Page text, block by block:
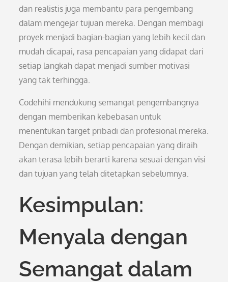
dan realistis juga membantu para pengembang
dalam mengejar tujuan mereka. Dengan membagi
proyek menjadi bagian-bagian yang lebih kecil dan
mudah dicapai, rasa pencapaian yang didapat dari
setiap langkah dapat menjadi sumber motivasi
yang tak terhingga.
Codehihi mendukung semangat pengembangnya
dengan memberikan kebebasan untuk
menentukan target pribadi dan profesional mereka.
Dengan demikian, setiap pencapaian yang diraih
akan terasa lebih berarti karena sesuai dengan visi
dan tujuan yang telah ditetapkan sebelumnya.
Kesimpulan:
Menyala dengan
Semangat dalam